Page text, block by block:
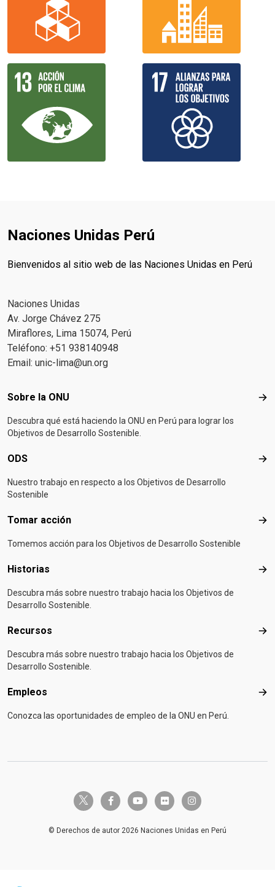
Naciones Unidas Perú
Bienvenidos al sitio web de las Naciones Unidas en Perú
Naciones Unidas
Av. Jorge Chávez 275
Miraflores, Lima 15074, Perú
Teléfono: +51 938140948
Email: unic-lima@un.org
Footer menu
Sobre la ONU
Descubra qué está haciendo la ONU en Perú para lograr los
Objetivos de Desarrollo Sostenible.
ODS
Nuestro trabajo en respecto a los Objetivos de Desarrollo
Sostenible
Tomar acción
Tomemos acción para los Objetivos de Desarrollo Sostenible
Historias
Descubra más sobre nuestro trabajo hacia los Objetivos de
Desarrollo Sostenible.
Recursos
Descubra más sobre nuestro trabajo hacia los Objetivos de
Desarrollo Sostenible.
Empleos
Conozca las oportunidades de empleo de la ONU en Perú.
twitter-x facebook-fyoutube flickr instagram
© Derechos de autor 2026 Naciones Unidas en Perú